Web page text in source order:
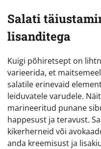
Salati
lisanditega
Kuigi põhiretsept on
varieerida, et
salatile erinevaid
leiduvatele varudele.
marineeritud punane
happesust ja teravust.
kikerherneid või
anda kreemisust ja